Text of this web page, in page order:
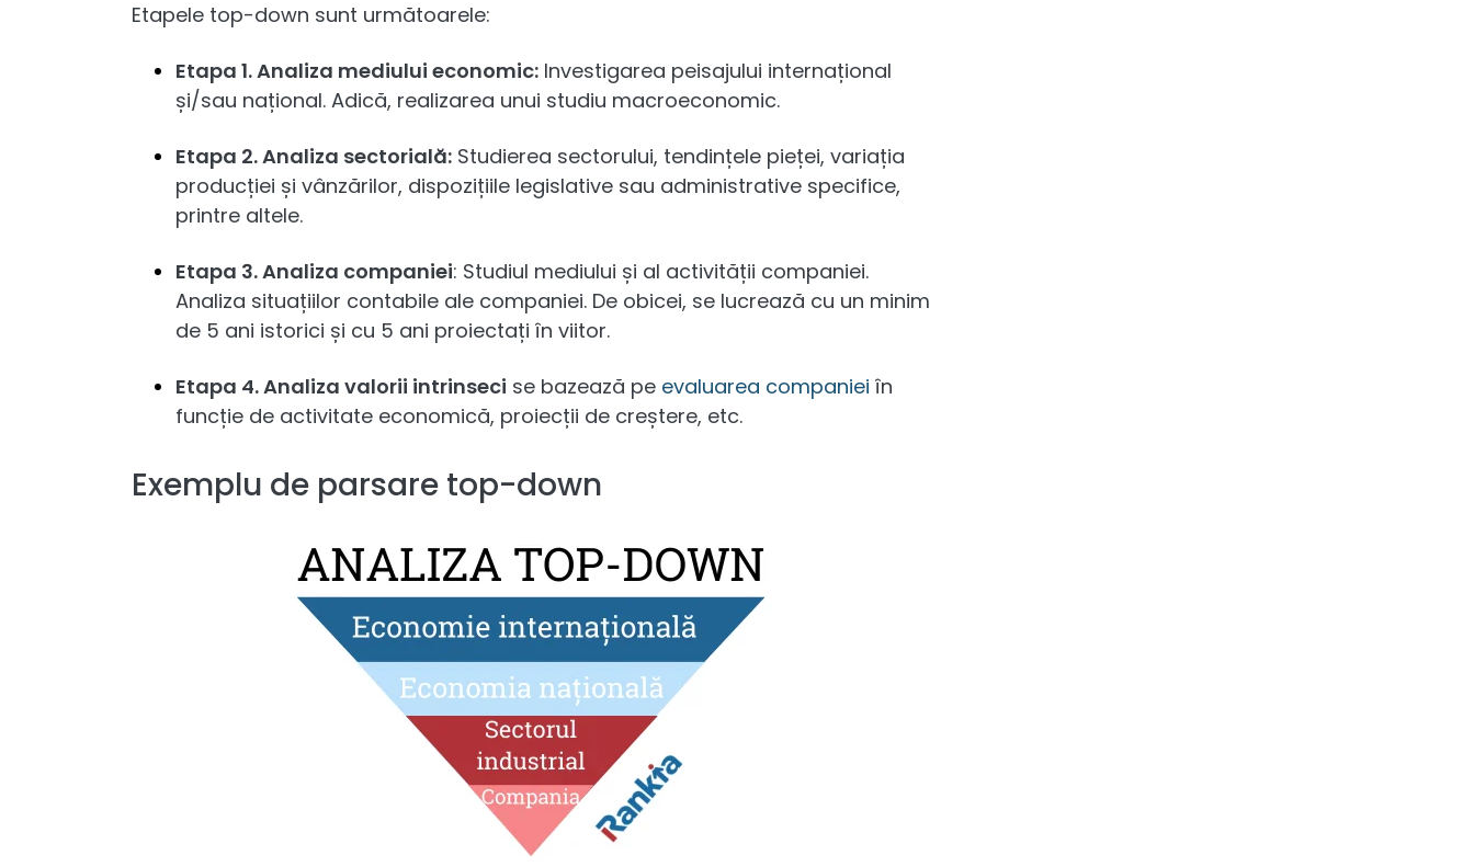
Etapele top-down sunt următoarele:
Etapa 1. Analiza mediului economic: Investigarea peisajului internațional
și/sau național. Adică, realizarea unui studiu macroeconomic.
Etapa 2. Analiza sectorială: Studierea sectorului, tendințele pieței, variația
producției și vânzărilor, dispozițiile legislative sau administrative specifice,
printre altele.
Etapa 3. Analiza companiei: Studiul mediului și al activității companiei.
Analiza situațiilor contabile ale companiei. De obicei, se lucrează cu un minim
de 5 ani istorici și cu 5 ani proiectați în viitor.
Etapa 4. Analiza valorii intrinseci se bazează pe evaluarea companiei în
funcție de activitate economică, proiecții de creștere, etc.
Exemplu de parsare top-down